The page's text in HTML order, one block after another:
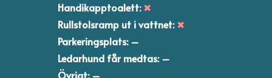
Handikapptoalett:✖
Rullstolsramp ut i vattnet:✖
Parkeringsplats: –
Ledarhund får medtas: –
Övrigt: –